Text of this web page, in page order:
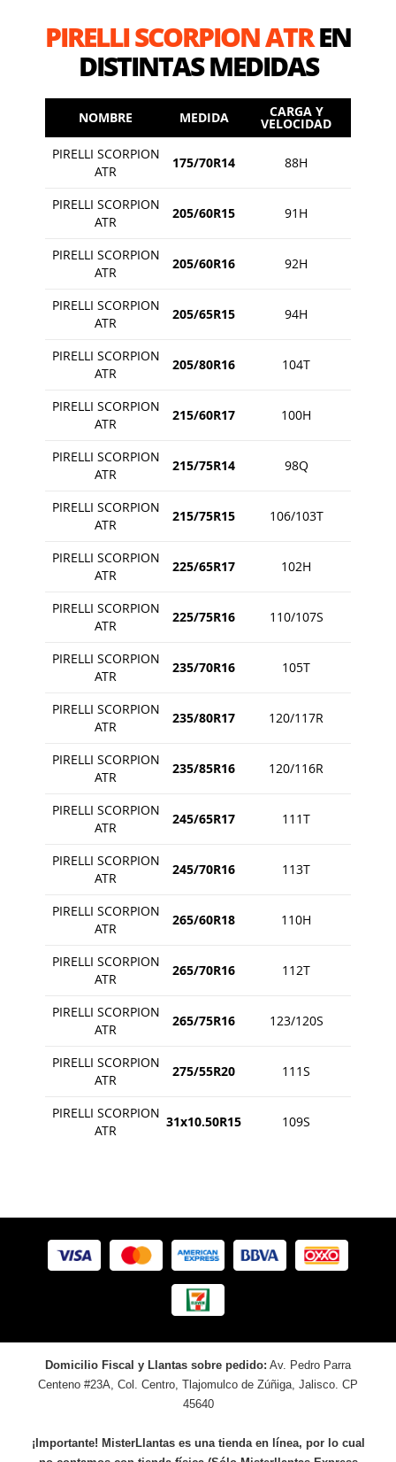
PIRELLI SCORPION ATREN
DISTINTAS MEDIDAS
NOMBRE MEDIDA CARGA Y
VELOCIDAD
PIRELLI SCORPION
ATR
175/70R14 88H
PIRELLI SCORPION
ATR
205/60R15 91H
PIRELLI SCORPION
ATR
205/60R16 92H
PIRELLI SCORPION
ATR
205/65R15 94H
PIRELLI SCORPION
ATR
205/80R16 104T
PIRELLI SCORPION
ATR
215/60R17 100H
PIRELLI SCORPION
ATR
215/75R14 98Q
PIRELLI SCORPION
ATR
215/75R15 106/103T
PIRELLI SCORPION
ATR
225/65R17 102H
PIRELLI SCORPION
ATR
225/75R16 110/107S
PIRELLI SCORPION
ATR
235/70R16 105T
PIRELLI SCORPION
ATR
235/80R17 120/117R
PIRELLI SCORPION
ATR
235/85R16 120/116R
PIRELLI SCORPION
ATR
245/65R17 111T
PIRELLI SCORPION
ATR
245/70R16 113T
PIRELLI SCORPION
ATR
265/60R18 110H
PIRELLI SCORPION
ATR
265/70R16 112T
PIRELLI SCORPION
ATR
265/75R16 123/120S
PIRELLI SCORPION
ATR
275/55R20 111S
PIRELLI SCORPION
ATR
31x10.50R15 109S
Domicilio Fiscal y Llantas sobre pedido: Av. Pedro Parra
Centeno #23A, Col. Centro, Tlajomulco de Zúñiga, Jalisco. CP
45640
¡Importante! MisterLlantas es una tienda en línea, por lo cual